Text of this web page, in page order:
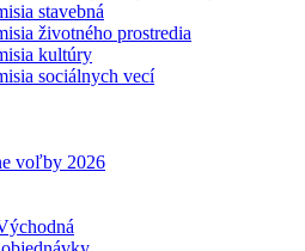
stavebná
životného prostredia
kultúry
sociálnych vecí
voľby 2026